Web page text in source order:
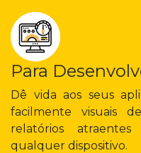
Para
Dê vida aos seus
facilmente visuais
relatórios
qualquer dispositivo.